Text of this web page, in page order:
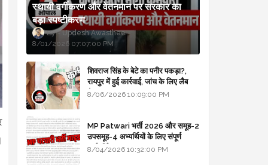
स्थायी वर्गीकरण और वेतनमान पर सरकार का
बड़ा स्पष्टीकरण
Updesh Awasthee
8/01/2026 07:07:00 PM
शिवराज सिंह के बेटे का पनीर पकड़ा?,
रायपुर में हुई कार्रवाई, जांच के लिए लैब
भेजा
8/06/2026 10:09:00 PM
MP Patwari भर्ती 2026 और समूह-2
उपसमूह-4 अभ्यर्थियों के लिए संपूर्ण
मार्गदर्शिका
8/04/2026 10:32:00 PM